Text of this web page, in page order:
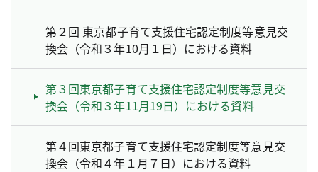
第２回 東京都子育て支援住宅認定制度等意見交
換会（令和３年10月１日）における資料
第３回東京都子育て支援住宅認定制度等意見交
換会（令和３年11月19日）における資料
第４回東京都子育て支援住宅認定制度等意見交
換会（令和４年１月７日）における資料